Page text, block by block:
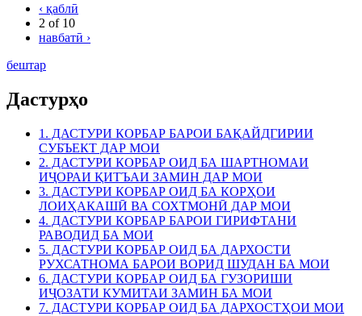
‹ қаблӣ
2 of 10
навбатӣ ›
бештар
Дастурҳо
1. ДАСТУРИ КОРБАР БАРОИ БАҚАЙДГИРИИ
СУБЪЕКТ ДАР МОИ
2. ДАСТУРИ КОРБАР ОИД БА ШАРТНОМАИ
ИҶОРАИ ҚИТЪАИ ЗАМИН ДАР МОИ
3. ДАСТУРИ КОРБАР ОИД БА КОРҲОИ
ЛОИҲАКАШӢ ВА СОХТМОНӢ ДАР МОИ
4. ДАСТУРИ КОРБАР БАРОИ ГИРИФТАНИ
РАВОДИД БА МОИ
5. ДАСТУРИ КОРБАР ОИД БА ДАРХОСТИ
РУХСАТНОМА БАРОИ ВОРИД ШУДАН БА МОИ
6. ДАСТУРИ КОРБАР ОИД БА ГУЗОРИШИ
ИҶОЗАТИ КУМИТАИ ЗАМИН БА МОИ
7. ДАСТУРИ КОРБАР ОИД БА ДАРХОСТҲОИ МОИ